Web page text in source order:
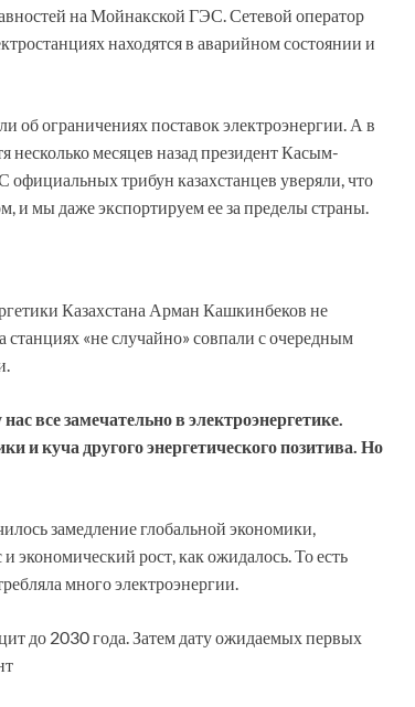
на Мойнакской ГЭС. Сетевой оператор
находятся в аварийном состоянии и
ограничениях поставок электроэнергии. А в
месяцев назад президент Касым-
трибун казахстанцев уверяли, что
и мы даже экспортируем ее за пределы страны.
Казахстана Арман Кашкинбеков не
станциях «не случайно» совпали с очередным
все замечательно в электроэнергетике.
и куча другого энергетического позитива. Но
замедление глобальной экономики,
рост, как ожидалось. То есть
много электроэнергии.
до 2030 года. Затем дату ожидаемых первых